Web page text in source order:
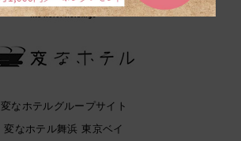
変なホテルグループサイト
変なホテル舞浜 東京ベイ